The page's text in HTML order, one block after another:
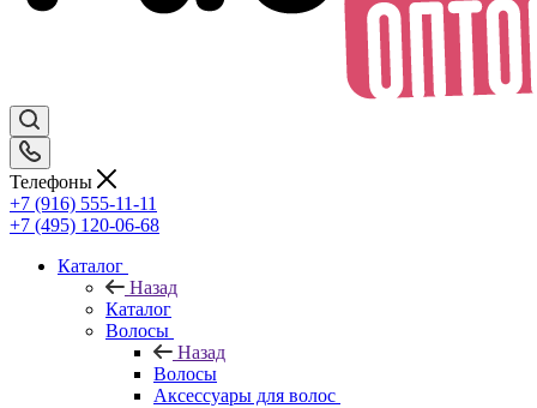
Телефоны
+7 (916) 555-11-11
+7 (495) 120-06-68
Каталог
Назад
Каталог
Волосы
Назад
Волосы
Аксессуары для волос